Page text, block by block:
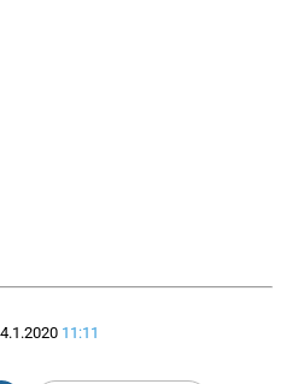
11:11